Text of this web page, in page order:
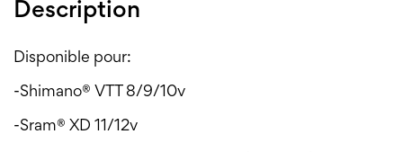
Description
Disponible pour:
-Shimano® VTT 8/9/10v
-Sram® XD 11/12v